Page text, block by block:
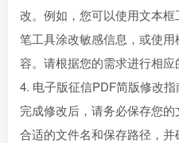
改。例如，您可以使用文本
笔工具涂改敏感信息，或使
容。请根据您的需求进行相应
4. 电子版征信PDF简版修改指
完成修改后，请务必保存您
合适的文件名和保存路径，